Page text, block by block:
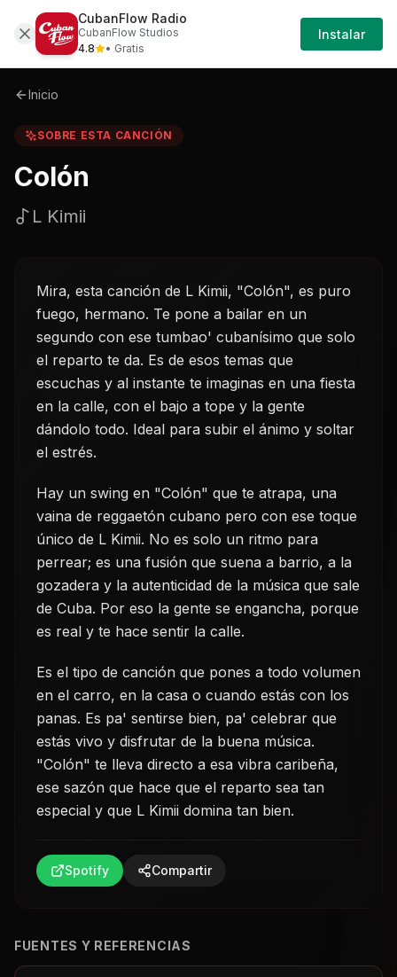
Sobre Colon-l-kimii
Iniciar
Sesión
Inicio
SOBRE ESTA CANCIÓN
Colón
L Kimii
Mira, esta canción de L Kimii, "Colón", es puro
fuego, hermano. Te pone a bailar en un
segundo con ese tumbao' cubanísimo que solo
el reparto te da. Es de esos temas que
escuchas y al instante te imaginas en una fiesta
en la calle, con el bajo a tope y la gente
dándolo todo. Ideal para subir el ánimo y soltar
el estrés.
Hay un swing en "Colón" que te atrapa, una
vaina de reggaetón cubano pero con ese toque
único de L Kimii. No es solo un ritmo para
perrear; es una fusión que suena a barrio, a la
gozadera y la autenticidad de la música que sale
de Cuba. Por eso la gente se engancha, porque
es real y te hace sentir la calle.
Es el tipo de canción que pones a todo volumen
en el carro, en la casa o cuando estás con los
panas. Es pa' sentirse bien, pa' celebrar que
estás vivo y disfrutar de la buena música.
"Colón" te lleva directo a esa vibra caribeña,
ese sazón que hace que el reparto sea tan
especial y que L Kimii domina tan bien.
Spotify Compartir
FUENTES Y REFERENCIAS
CubanFlow Radio
CubanFlow Studios
4.8
• Gratis
Instalar